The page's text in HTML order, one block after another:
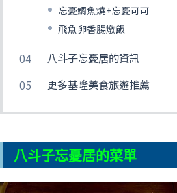
忘憂鯛魚燒+忘憂可可
飛魚卵香腸燉飯
八斗子忘憂居的資訊
更多基隆美食旅遊推薦
八斗子忘憂居的菜單